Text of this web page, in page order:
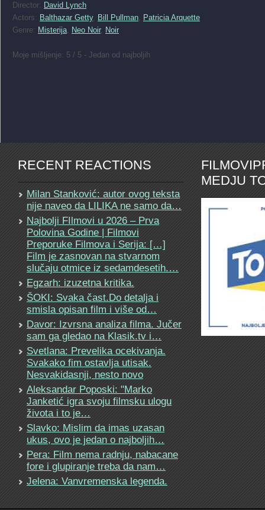
Director: David Lynch
Actors: Balthazar Getty, Bill Pullman, Patricia Arquette
Genre: Misterija, Neo Noir, Noir
Moje mišljenje: 5 / 5 - Jedan od najboljih
RECENT REACTIONS
Milan Stanković: autor ovog teksta
nije naveo da LILIKA ne samo da…
Najbolji FIlmovi u 2026 – Prva
Polovina Godine | Filmovi
Preporuke Filmova i Serija: […]
Film je zasnovan na stvarnom
slučaju otmice iz sedamdesetih.…
Egzarh: izuzetna kritika.
ŠOKI: Svaka čast.Do detalja i
smisla opisan film i više od…
Davor: Izvrsna analiza filma. Jučer
sam ga gledao na Klasik.tv i…
Svetlana: Prevelika ocekivanja.
Svakako fim ostavlja utisak.
Nesvakidasnji, nesto novo
Aleksandar Poposki: "Marko
Janketić igra svoju filmsku ulogu
života i to je…
Slavko: Mislim da imas uzasan
ukus, ovo je jedan o najboljih…
Pera: Film nema radnju, nabacane
fore i glupiranje treba da nam…
Jelena: Vanvremenska legenda.
MEDJU